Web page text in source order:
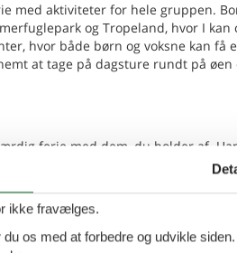
med aktiviteter for hele gruppen.
og Tropeland, hvor I kan
hvor både børn og voksne kan få
at tage på dagsture rundt på øen
ferie med dem, du holder af.
natur, får I med et sommerhus
så det er en god idé at booke
og hygge!
ikke fravælges.
os med at forbedre og udvikle